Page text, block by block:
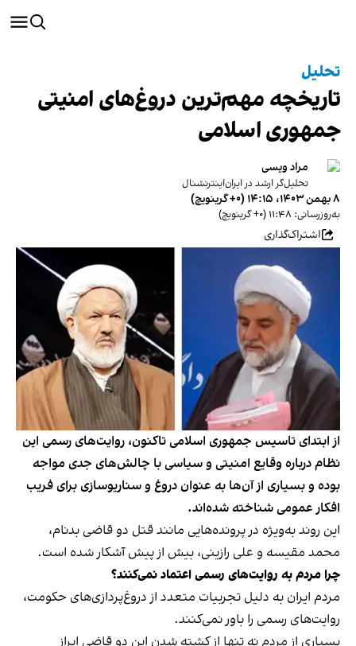
تحلیل
تاریخچه مهم‌ترین دروغ‌های امنیتی
جمهوری اسلامی
مراد ویسی
تحلیل‌گر ارشد در ایران‌اینترنشنال
۸ بهمن ۱۴۰۳، ۱۴:۱۵ (‎+۰ گرینویچ)
به‌روزرسانی: ۱۱:۴۸ (‎+۰ گرینویچ)
اشتراک‌گذاری
از ابتدای تاسیس جمهوری اسلامی تاکنون، روایت‌های رسمی این
نظام درباره وقایع امنیتی و سیاسی با چالش‌های جدی مواجه
بوده و بسیاری از آن‌ها به عنوان دروغ و سناریوسازی برای فریب
افکار عمومی شناخته شده‌اند.
این روند به‌ویژه در پرونده‌هایی مانند قتل دو قاضی بدنام،
محمد مقیسه و علی رازینی، بیش از پیش آشکار شده است.
چرا مردم به روایت‌های رسمی اعتماد نمی‌کنند؟
مردم ایران به دلیل تجربیات متعدد از دروغ‌پردازی‌های حکومت،
روایت‌های رسمی را باور نمی‌کنند.
بسیاری از مردم نه تنها از کشته شدن این دو قاضی ابراز